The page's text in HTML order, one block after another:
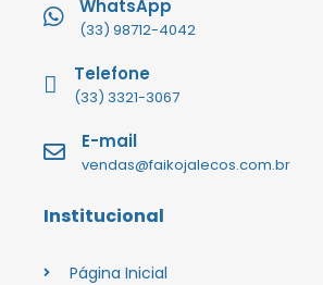
WhatsApp
(33) 98712-4042
Telefone
(33) 3321-3067
E-mail
vendas@faikojalecos.com.br
Institucional
Página Inicial